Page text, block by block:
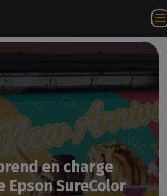
FR
en charge
SureColor